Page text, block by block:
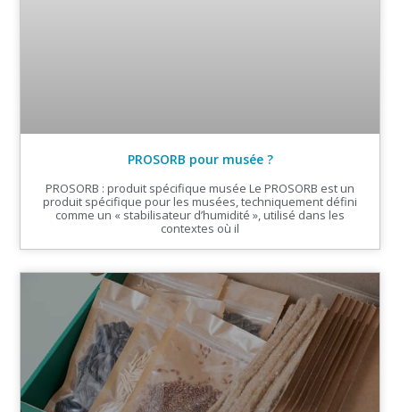
PROSORB pour musée ?
PROSORB : produit spécifique musée Le PROSORB est un
produit spécifique pour les musées, techniquement défini
comme un « stabilisateur d’humidité », utilisé dans les
contextes où il